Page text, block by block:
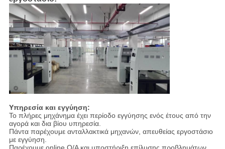
Υπηρεσία και εγγύηση:
Το πλήρες μηχάνημα έχει περίοδο εγγύησης ενός έτους από την
αγορά και δια βίου υπηρεσία.
Πάντα παρέχουμε ανταλλακτικά μηχανών, απευθείας εργοστάσιο
με εγγύηση.
Παρέχουμε online Q/A και υποστήριξη επίλυσης προβλημάτων